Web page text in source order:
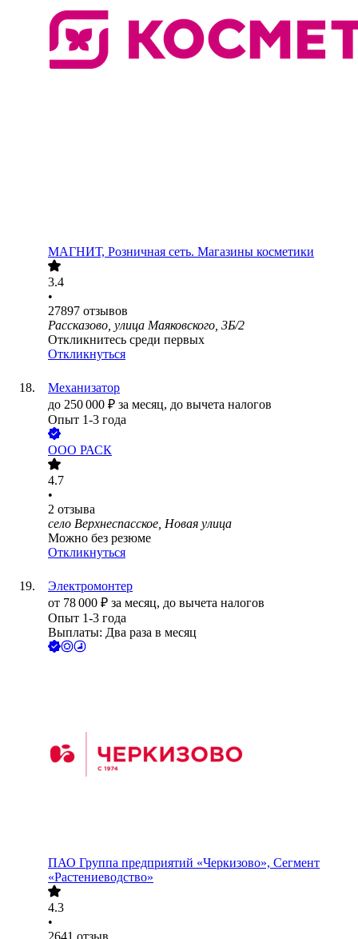
МАГНИТ, Розничная сеть. Магазины косметики
3.4
•
27897 отзывов
Рассказово, улица Маяковского, 3Б/2
Откликнитесь среди первых
Откликнуться
Механизатор
до 250 000 ₽ за месяц, до вычета налогов
Опыт 1-3 года
ООО РАСК
4.7
•
2 отзыва
село Верхнеспасское, Новая улица
Можно без резюме
Откликнуться
Электромонтер
от 78 000 ₽ за месяц, до вычета налогов
Опыт 1-3 года
Выплаты: Два раза в месяц
ПАО Группа предприятий «Черкизово», Сегмент
«Растениеводство»
4.3
•